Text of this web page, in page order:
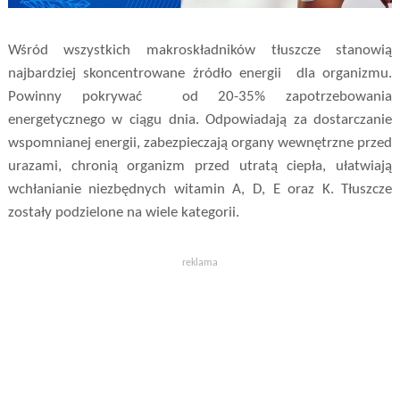
Wśród wszystkich makroskładników tłuszcze stanowią
najbardziej skoncentrowane źródło energii
dla organizmu.
Powinny pokrywać
od 20-35% zapotrzebowania
energetycznego w ciągu dnia. Odpowiadają za dostarczanie
wspomnianej energii, zabezpieczają organy wewnętrzne przed
urazami, chronią organizm przed utratą ciepła, ułatwiają
wchłanianie niezbędnych witamin A, D, E oraz K. Tłuszcze
zostały podzielone na wiele kategorii.
reklama